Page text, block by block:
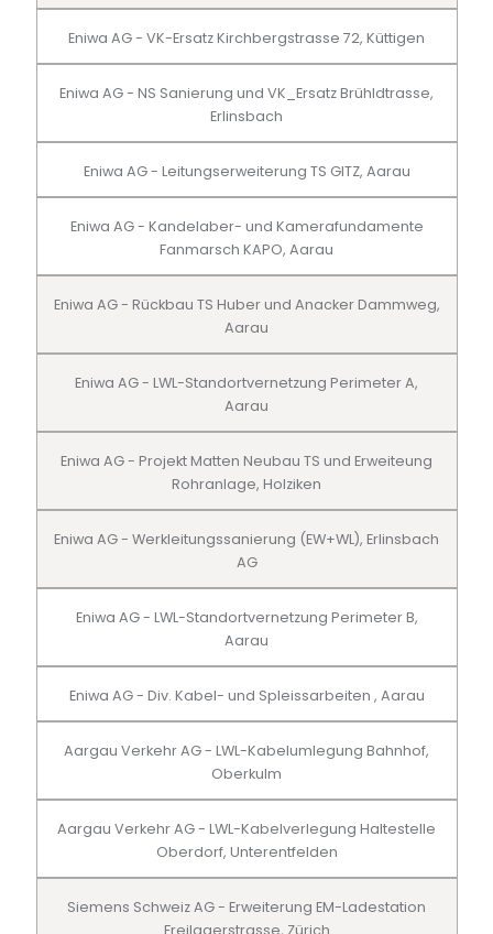
Eniwa AG - VK-Ersatz Kirchbergstrasse 72, Küttigen
Eniwa AG - NS Sanierung und VK_Ersatz Brühldtrasse,
Erlinsbach
Eniwa AG - Leitungserweiterung TS GITZ, Aarau
Eniwa AG - Kandelaber- und Kamerafundamente
Fanmarsch KAPO, Aarau
Eniwa AG - Rückbau TS Huber und Anacker Dammweg,
Aarau
Eniwa AG - LWL-Standortvernetzung Perimeter A,
Aarau
Eniwa AG - Projekt Matten Neubau TS und Erweiteung
Rohranlage, Holziken
Eniwa AG - Werkleitungssanierung (EW+WL), Erlinsbach
AG
Eniwa AG - LWL-Standortvernetzung Perimeter B,
Aarau
Eniwa AG - Div. Kabel- und Spleissarbeiten , Aarau
Aargau Verkehr AG - LWL-Kabelumlegung Bahnhof,
Oberkulm
Aargau Verkehr AG - LWL-Kabelverlegung Haltestelle
Oberdorf, Unterentfelden
Siemens Schweiz AG - Erweiterung EM-Ladestation
Freilagerstrasse, Zürich